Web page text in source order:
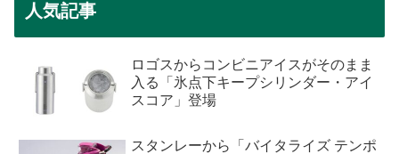
人気記事
ロゴスからコンビニアイスがそのまま
入る「氷点下キープシリンダー・アイ
スコア」登場
スタンレーから「バイタライズ テンポ